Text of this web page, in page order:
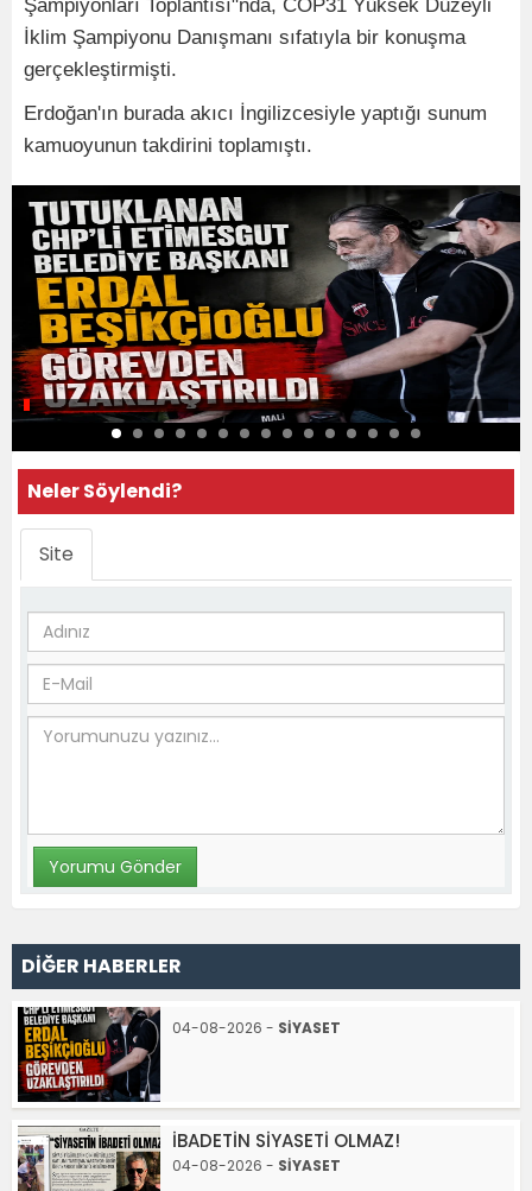
Şampiyonları Toplantısı"nda, COP31 Yüksek Düzeyli
İklim Şampiyonu Danışmanı sıfatıyla bir konuşma
gerçekleştirmişti.
Erdoğan'ın burada akıcı İngilizcesiyle yaptığı sunum
kamuoyunun takdirini toplamıştı.
Neler Söylendi?
Site
DİĞER HABERLER
04-08-2026 - SİYASET
İBADETİN SİYASETİ OLMAZ!
04-08-2026 - SİYASET